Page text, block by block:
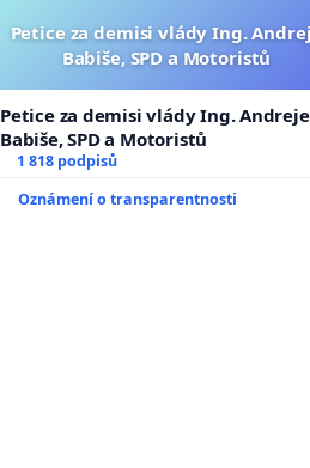
Petice za demisi vlády Ing.
Babiše, SPD a Motoristů
Petice za demisi vlády Ing. Andreje
Babiše, SPD a Motoristů
1 818 podpisů
Oznámení o transparentnosti